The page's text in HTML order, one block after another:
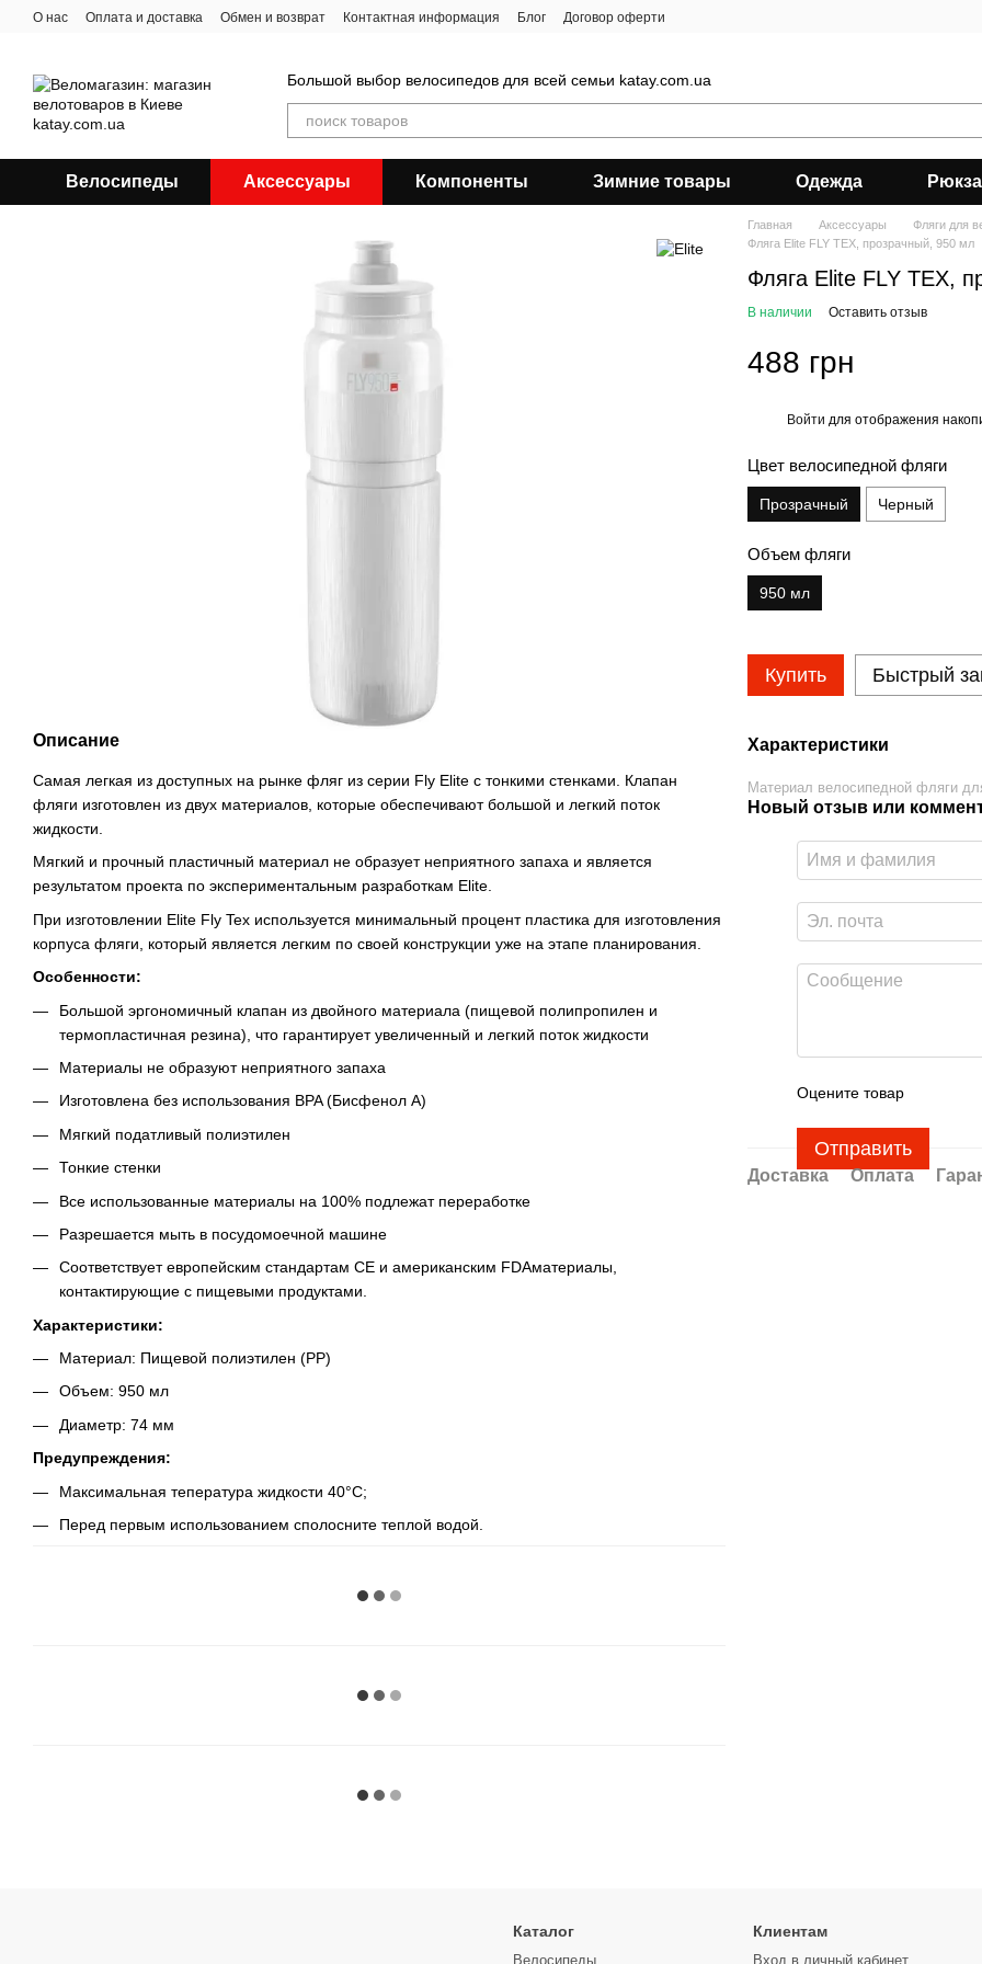
Перейти к основному контенту
О нас Оплата и доставка Обмен и возврат Контактная информация Блог Договор оферти
Большой выбор велосипедов для всей семьи katay.com.ua
Велосипеды Аксессуары Компоненты Зимние товары Одежда
Описание
Самая легкая из доступных на рынке фляг из серии Fly Elite с тонкими стенками. Клапан
фляги изготовлен из двух материалов, которые обеспечивают большой и легкий поток
жидкости.
Мягкий и прочный пластичный материал не образует неприятного запаха и является
результатом проекта по экспериментальным разработкам Elite.
При изготовлении Elite Fly Tex используется минимальный процент пластика для изготовления
корпуса фляги, который является легким по своей конструкции уже на этапе планирования.
Особенности:
Большой эргономичный клапан из двойного материала (пищевой полипропилен и
термопластичная резина), что гарантирует увеличенный и легкий поток жидкости
Материалы не образуют неприятного запаха
Изготовлена без использования BPA (Бисфенол А)
Мягкий податливый полиэтилен
Тонкие стенки
Все использованные материалы на 100% подлежат переработке
Разрешается мыть в посудомоечной машине
Соответствует европейским стандартам CE и американским FDAматериалы,
контактирующие с пищевыми продуктами.
Характеристики:
Материал: Пищевой полиэтилен (PP)
Объем: 950 мл
Диаметр: 74 мм
Предупреждения:
Максимальная тепература жидкости 40°C;
Перед первым использованием сполосните теплой водой.
Главная Аксессуары
Фляги для
Фляга Elite FLY TEX, прозрачный, 950 мл
Фляга Elite FLY TEX,
В наличии Оставить отзыв
488 грн
Войти для отображения
Цвет велосипедной фляги
Прозрачный Черный
Объем фляги
950 мл
Купить Быстрый
Характеристики
Материал велосипедной фляги
Новый отзыв или
Оцените товар
Отправить
Доставка Оплата
Каталог
Велосипеды
Клиентам
Вход в личный кабинет